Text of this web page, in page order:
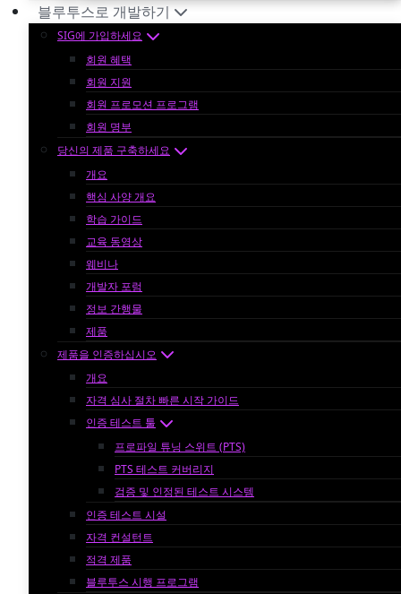
블루투스로 개발하기
SIG에 가입하세요
회원 혜택
회원 지원
회원 프로모션 프로그램
회원 명부
당신의 제품 구축하세요
개요
핵심 사양 개요
학습 가이드
교육 동영상
웨비나
개발자 포럼
정보 간행물
제품
제품을 인증하십시오
개요
자격 심사 절차 빠른 시작 가이드
인증 테스트 툴
프로파일 튜닝 스위트 (PTS)
PTS 테스트 커버리지
검증 및 인정된 테스트 시스템
인증 테스트 시설
자격 컨설턴트
적격 제품
블루투스 시행 프로그램